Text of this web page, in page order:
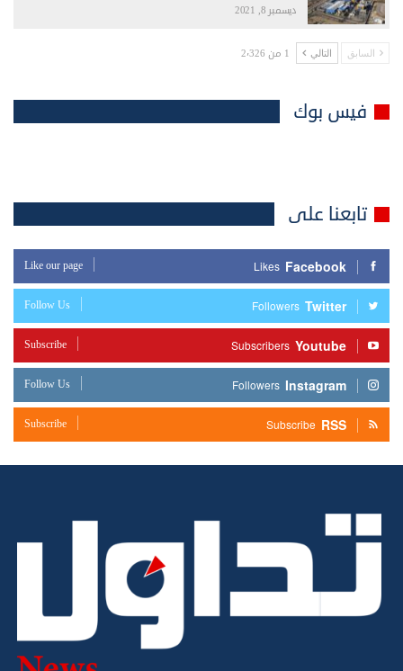
ديسمبر 8, 2021
السابق التالي 1 من 2٬326
فيس بوك
تابعنا على
Facebook
Likes
Like our page
Twitter
Followers
Follow Us
Youtube
Subscribers
Subscribe
Instagram
Followers
Follow Us
RSS
Subscribe
Subscribe